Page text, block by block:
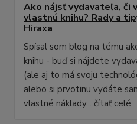
Ako nájsť vydavateľa, či
vlastnú knihu? Rady a
Hiraxa
Spísal som blog na tému
knihu - buď si nájdete
(ale aj to má svoju
alebo si prvotinu vydáte
vlastné náklady... čítať celé